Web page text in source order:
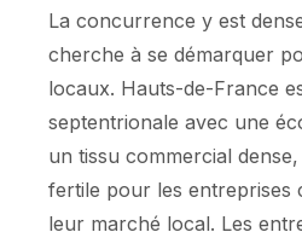
La concurrence y est
cherche à se démarquer
locaux. Hauts-de-France
septentrionale avec une
un tissu commercial
fertile pour les entreprises
leur marché local. Les